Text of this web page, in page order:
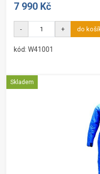
7 990 Kč
- + do
kód: W41001
Skladem